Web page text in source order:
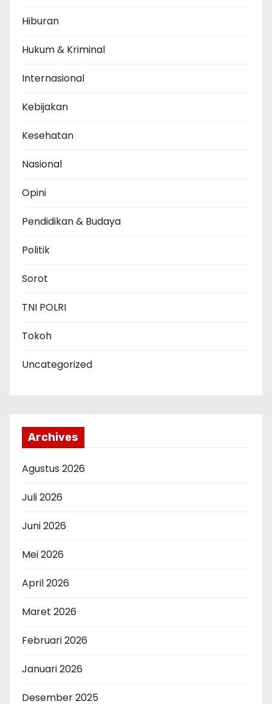
Hiburan
Hukum & Kriminal
Internasional
Kebijakan
Kesehatan
Nasional
Opini
Pendidikan & Budaya
Politik
Sorot
TNI POLRI
Tokoh
Uncategorized
Archives
Agustus 2026
Juli 2026
Juni 2026
Mei 2026
April 2026
Maret 2026
Februari 2026
Januari 2026
Desember 2025